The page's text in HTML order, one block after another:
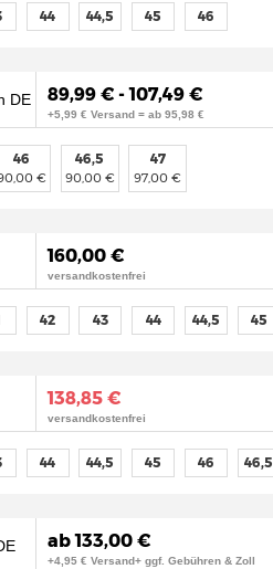
44 44,5 45 46
89,99 € - 107,49 €
+5,99 € Versand = ab 95,98 €
46
€
46,5
90,00 €
47
97,00 €
160,00 €
versandkostenfrei
42 43 44 44,5 45
138,85 €
versandkostenfrei
44 44,5 45 46 46,5
ab 133,00 €
+4,95 € Versand+ ggf. Gebühren & Zoll